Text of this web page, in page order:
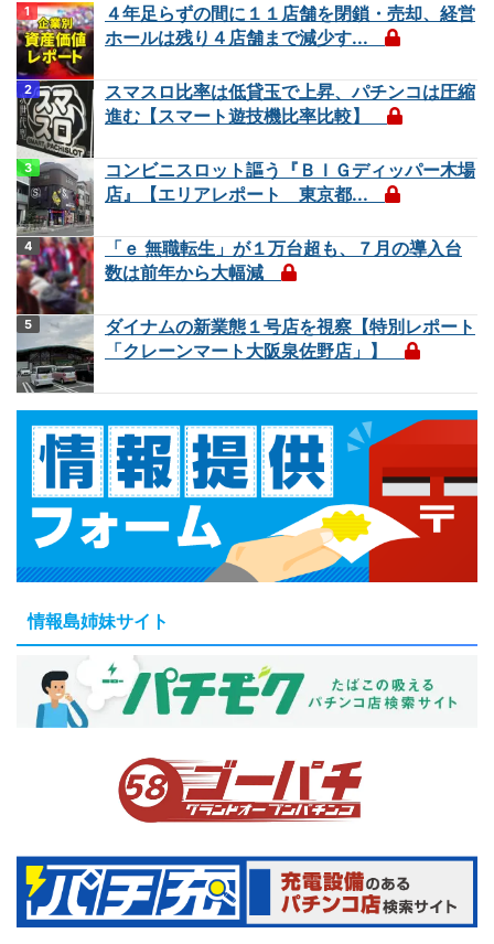
４年足らずの間に１１店舗を閉鎖・売却、経営
ホールは残り４店舗まで減少す...
スマスロ比率は低貸玉で上昇、パチンコは圧縮
進む【スマート遊技機比率比較】
コンビニスロット謳う『ＢＩＧディッパー木場
店』【エリアレポート 東京都...
「ｅ 無職転生」が１万台超も、７月の導入台
数は前年から大幅減
ダイナムの新業態１号店を視察【特別レポート
「クレーンマート大阪泉佐野店」】
情報島姉妹サイト